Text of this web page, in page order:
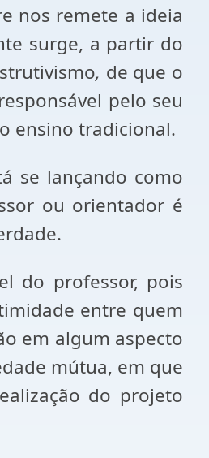
nos remete a ideia
surge, a partir do
, de que o
pelo seu
ensino tradicional.
se lançando como
ou orientador é
do professor, pois
entre quem
em algum aspecto
mútua, em que
do projeto